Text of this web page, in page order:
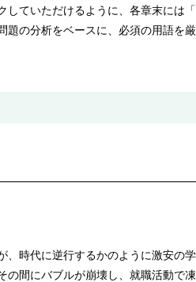
ていただけるように、各章末には
の分析をベースに、必須の用語を
時代に逆行するかのように激安の
間にバブルが崩壊し、就職活動で